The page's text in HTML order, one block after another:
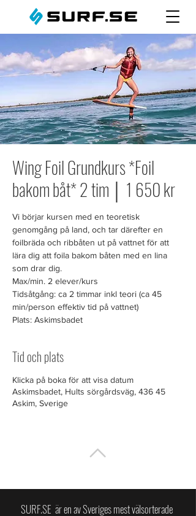
Wing Foil Grundkurs *Foil
bakom båt* 2 tim │ 1 650 kr
Vi börjar kursen med en teoretisk
genomgång på land, och tar därefter en
foilbräda och ribbåten ut på vattnet för att
lära dig att foila bakom båten med en lina
som drar dig.
Max/min. 2 elever/kurs
Tidsåtgång: ca 2 timmar inkl teori (ca 45
min/person effektiv tid på vattnet)
Plats: Askimsbadet
Tid och plats
Klicka på boka för att visa datum
Askimsbadet, Hults sörgårdsväg, 436 45
Askim, Sverige
SURF.SE är en av Sveriges mest välsorterade